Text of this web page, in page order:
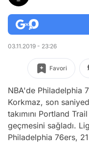
03.11.2019 - 23:26
Favori
NBA'de Philadelphia
Korkmaz, son
takımını Portland
geçmesini sağladı.
Philadelphia 76ers,